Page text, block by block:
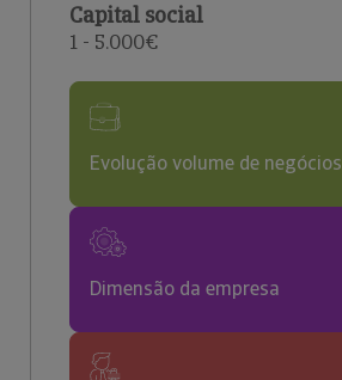
Capital social
1 - 5.000€
Evolução volume de negócios
Dimensão da empresa